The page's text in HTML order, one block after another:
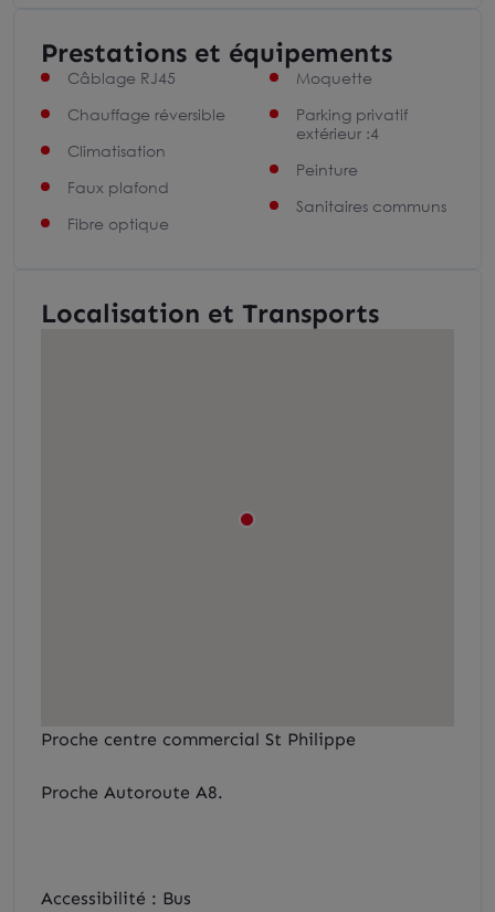
Prestations et équipements
Câblage RJ45
Chauffage réversible
Climatisation
Faux plafond
Fibre optique
Moquette
Parking privatif
extérieur :4
Peinture
Sanitaires communs
Localisation et Transports
Proche centre commercial St Philippe
Proche Autoroute A8.
Accessibilité : Bus